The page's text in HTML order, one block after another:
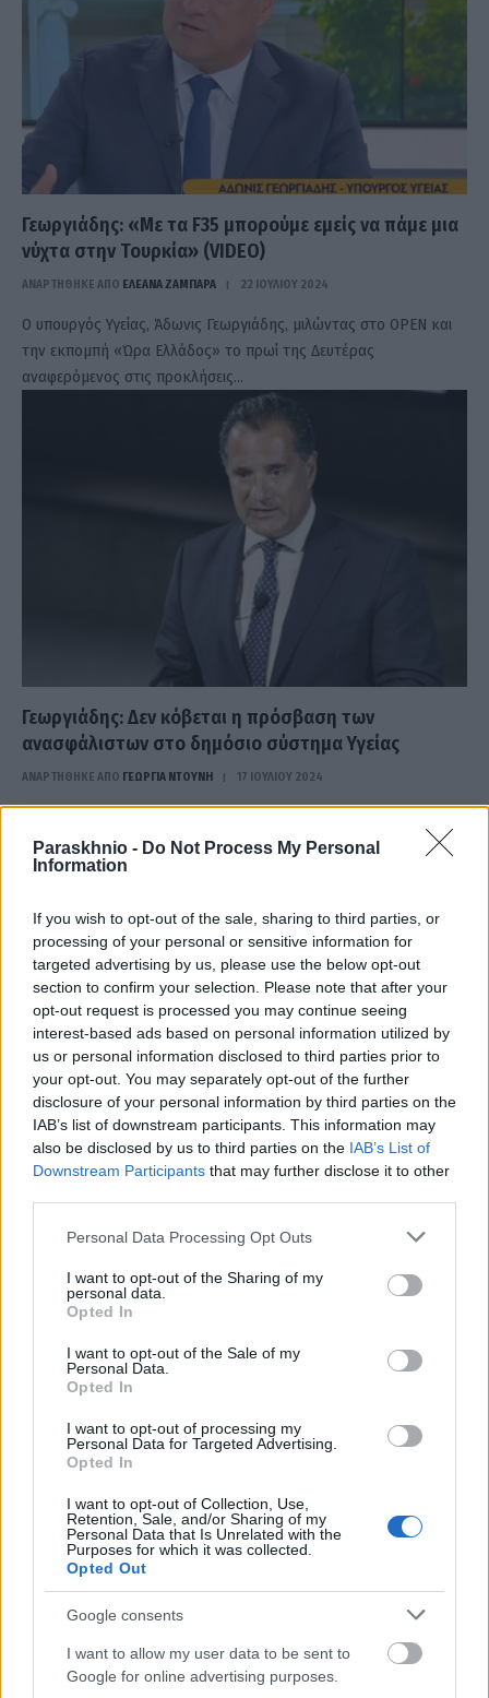
Paraskhnio - Do Not Process My Personal
Information
If you wish to opt-out of the sale, sharing to third parties, or
processing of your personal or sensitive information for
targeted advertising by us, please use the below opt-out
section to confirm your selection. Please note that after your
opt-out request is processed you may continue seeing
interest-based ads based on personal information utilized by
us or personal information disclosed to third parties prior to
your opt-out. You may separately opt-out of the further
disclosure of your personal information by third parties on the
IAB’s list of downstream participants. This information may
also be disclosed by us to third parties on the IAB’s List of
Downstream Participants that may further disclose it to other
Please note that this website/app uses one or more Google
not limited to your visit or usage behaviour. You may click to
grant or deny consent to Google and its third-party tags to
use your data for below specified purposes in below Google
consent section.
Personal Data Processing Opt Outs
I want to opt-out of the Sharing of my
personal data.
Opted In
I want to opt-out of the Sale of my
Personal Data.
Opted In
I want to opt-out of processing my
Personal Data for Targeted Advertising.
Opted In
I want to opt-out of Collection, Use,
Retention, Sale, and/or Sharing of my
Personal Data that Is Unrelated with the
Purposes for which it was collected.
Opted Out
Google consents
I want to allow my user data to be sent to
Google for online advertising purposes.
Γεωργιάδης: «Με τα F35 μπορούμε εμείς να πάμε μια
νύχτα στην Τουρκία» (VIDEO)
ΑΝΑΡΤΗΘΗΚΕ ΑΠΟ ΕΛΕΑΝΑ ΖΑΜΠΑΡΑ 22 ΙΟΥΛΊΟΥ 2024
Ο υπουργός Υγείας, Άδωνις Γεωργιάδης, μιλώντας στο OPEN και
την εκπομπή «Ώρα Ελλάδος» το πρωί της Δευτέρας
αναφερόμενος στις προκλήσεις…
Γεωργιάδης: Δεν κόβεται η πρόσβαση των
ανασφάλιστων στο δημόσιο σύστημα Υγείας
ΑΝΑΡΤΗΘΗΚΕ ΑΠΟ ΓΕΩΡΓΊΑ ΝΤΟΎΝΗ 17 ΙΟΥΛΊΟΥ 2024
κλείνει αλλά ούτε πρόκειται και να κλείσει την πρόσβαση των
ανασφάλιστων πολιτών…
Νέα κίνητρα Γεωργιάδη σε γιατρούς ώστε να
καλύψουν υγειονομικά άγονες περιοχές
ΑΝΑΡΤΗΘΗΚΕ ΑΠΟ ΕΛΕΑΝΑ ΖΑΜΠΑΡΑ 3 ΙΟΥΛΊΟΥ 2024
Ήδη είναι έτοιμες προς υπογραφή σήμερα δύο κυβερνητικές
Στην αντεπίθεση ο Άδωνις! Μηνύση και αγωγή κατά